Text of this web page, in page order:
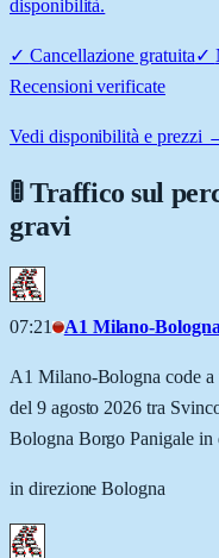
disponibilità.
✓ Cancellazione gratuita✓
Recensioni verificate
Vedi disponibilità e prezzi
🚦 Traffico sul
gravi
07:21 A1 Milano-Bologna
A1 Milano-Bologna code a
del 9 agosto 2026 tra
Bologna Borgo Panigale in
in direzione Bologna